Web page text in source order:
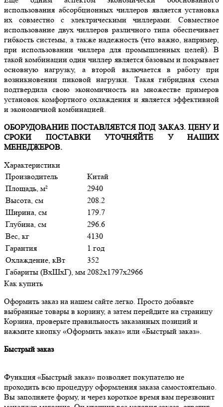
использования абсорбционных чиллеров является установка
их совместно с электрическими чиллерами. Совместное
использование двух чиллеров различного типа обеспечивает
гибкость системы, а также надежность (что важно, например,
при использовании чиллера для промышленных целей). В
такой комбинации один чиллер является базовым и покрывает
основную нагрузку, а второй включается в работу при
возникновении пиковой нагрузки. Такая гибридная схема
подтвердила свою экономичность на множестве примеров
установок комфортного охлаждения и является эффективной
и экономичной комбинацией.
ОБОРУДОВАНИЕ ПОСТАВЛЯЕТСЯ ПОД ЗАКАЗ. ЦЕНУ И
СРОКИ ПОСТАВКИ УТОЧНЯЙТЕ У НАШИХ
МЕНЕДЖЕРОВ.
Характеристики
Производитель
Китай
Площадь, м²
2940
Высота, см
208.2
Ширина, см
179.7
Глубина, см
296.6
Вес, кг
4130
Гарантия
1 год
Охлаждение, кВт
352
Габариты (ВxШxГ), мм 2082x1797x2966
Как купить
Оформить заказ на нашем сайте легко. Просто добавьте
выбранные товары в корзину, а затем перейдите на страницу
Корзина, проверьте правильность заказанных позиций и
нажмите кнопку «Оформить заказ» или «Быстрый заказ».
Быстрый заказ
Функция «Быстрый заказ» позволяет покупателю не
проходить всю процедуру оформления заказа самостоятельно.
Вы заполняете форму, и через короткое время вам перезвонит